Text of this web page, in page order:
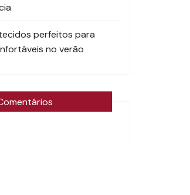
perfeitos para
no verão